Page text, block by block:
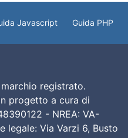
Javascript Guida PHP
registrato.
progetto a cura di
- NREA: VA-
legale: Via Varzi 6, Busto